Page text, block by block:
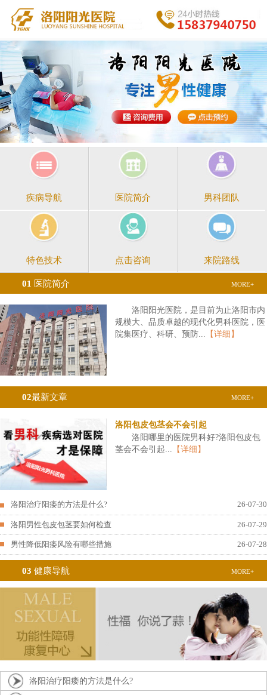
疾病导航 医院简介 男科团队
特色技术 点击咨询 来院路线
01 医院简介 MORE+
洛阳阳光医院，是目前为止洛阳市内
规模大、品质卓越的现代化男科医院，医
院集医疗、科研、预防...
【详细】
02最新文章 MORE+
洛阳包皮包茎会不会引起
洛阳哪里的医院男科好?洛阳包皮包
茎会不会引起...
【详细】
洛阳治疗阳痿的方法是什么? 26-07-30
洛阳男性包皮包茎要如何检查 26-07-29
男性降低阳痿风险有哪些措施 26-07-28
03 健康导航 MORE+
洛阳治疗阳痿的方法是什么?